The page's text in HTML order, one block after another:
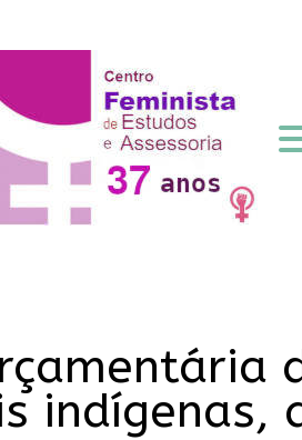
indígenas,